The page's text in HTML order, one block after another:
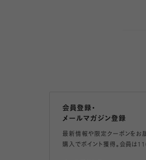
会員登録・
メールマガジン登録
最新情報や限定クーポンをお届
購入でポイント獲得。会員は